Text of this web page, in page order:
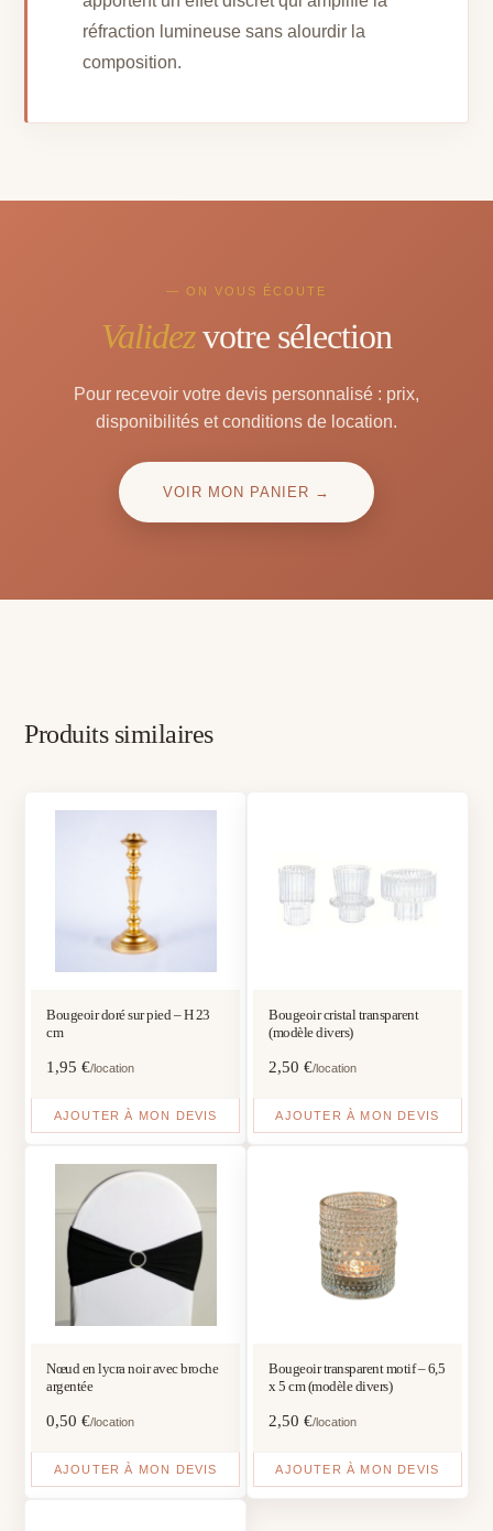
réfraction lumineuse sans alourdir la
composition.
— ON VOUS ÉCOUTE
Validezvotre sélection
Pour recevoir votre devis personnalisé : prix,
disponibilités et conditions de location.
VOIR MON PANIER →
Produits similaires
Bougeoir doré sur pied – H 23
cm
1,95€/location
AJOUTER À MON DEVIS
Bougeoir cristal transparent
(modèle divers)
2,50 €/location
AJOUTER À MON DEVIS
Nœud en lycra noir avec broche
argentée
0,50€/location
AJOUTER À MON DEVIS
Bougeoir transparent motif – 6,5
x 5 cm (modèle divers)
2,50 €/location
AJOUTER À MON DEVIS